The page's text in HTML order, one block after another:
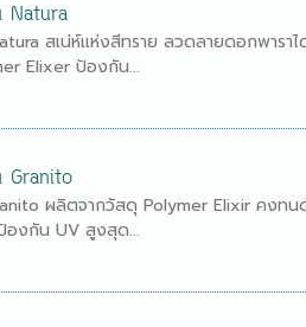
Natura
สเน่ห์แห่งสีทราย ลวดลายดอกพาร
Elixer ป้องกัน...
Granito
ผลิตจากวัสดุ Polymer Elixir คงท
องกัน UV สูงสุด...